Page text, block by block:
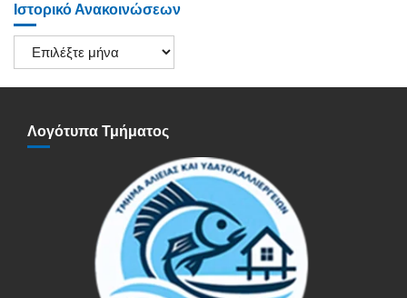
Ιστορικό Ανακοινώσεων
Ιστορικό
Ανακοινώσεων
Λογότυπα Τμήματος